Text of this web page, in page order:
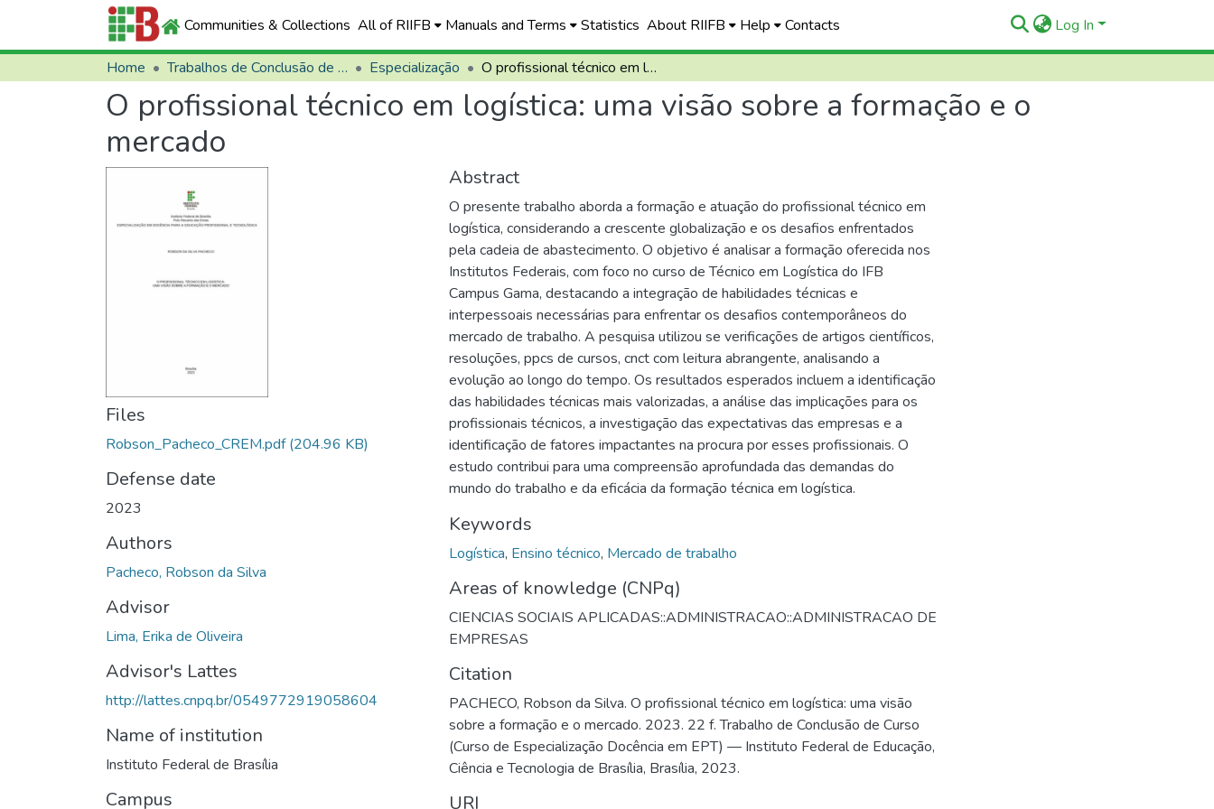
Communities & Collections All of RIIFB Manuals and Terms Statistics About RIIFB Help Contacts Log In
Home Trabalhos de Conclusão de Curso (TCCs) Especialização O profissional técnico em logística: uma visão sobre a formação e o mercado
O profissional técnico em logística: uma visão sobre a formação e o
mercado
Files
Robson_Pacheco_CREM.pdf(204.96 KB)
Defense date
2023
Authors
Pacheco, Robson da Silva
Advisor
Lima, Erika de Oliveira
Advisor's Lattes
http://lattes.cnpq.br/0549772919058604
Name of institution
Instituto Federal de Brasília
Campus
Abstract
O presente trabalho aborda a formação e atuação do profissional técnico em
logística, considerando a crescente globalização e os desafios enfrentados
pela cadeia de abastecimento. O objetivo é analisar a formação oferecida nos
Institutos Federais, com foco no curso de Técnico em Logística do IFB
Campus Gama, destacando a integração de habilidades técnicas e
interpessoais necessárias para enfrentar os desafios contemporâneos do
mercado de trabalho. A pesquisa utilizou se verificações de artigos científicos,
resoluções, ppcs de cursos, cnct com leitura abrangente, analisando a
evolução ao longo do tempo. Os resultados esperados incluem a identificação
das habilidades técnicas mais valorizadas, a análise das implicações para os
profissionais técnicos, a investigação das expectativas das empresas e a
identificação de fatores impactantes na procura por esses profissionais. O
estudo contribui para uma compreensão aprofundada das demandas do
mundo do trabalho e da eficácia da formação técnica em logística.
Keywords
Logística, Ensino técnico, Mercado de trabalho
Areas of knowledge (CNPq)
CIENCIAS SOCIAIS APLICADAS::ADMINISTRACAO::ADMINISTRACAO DE
EMPRESAS
Citation
PACHECO, Robson da Silva. O profissional técnico em logística: uma visão
sobre a formação e o mercado. 2023. 22 f. Trabalho de Conclusão de Curso
(Curso de Especialização Docência em EPT) — Instituto Federal de Educação,
Ciência e Tecnologia de Brasília, Brasília, 2023.
URI